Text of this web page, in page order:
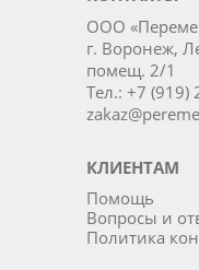
ООО
г. Воронеж,
помещ. 2/1
Тел.: +7 (919)
КЛИЕНТАМ
Помощь
Вопросы и
Политика